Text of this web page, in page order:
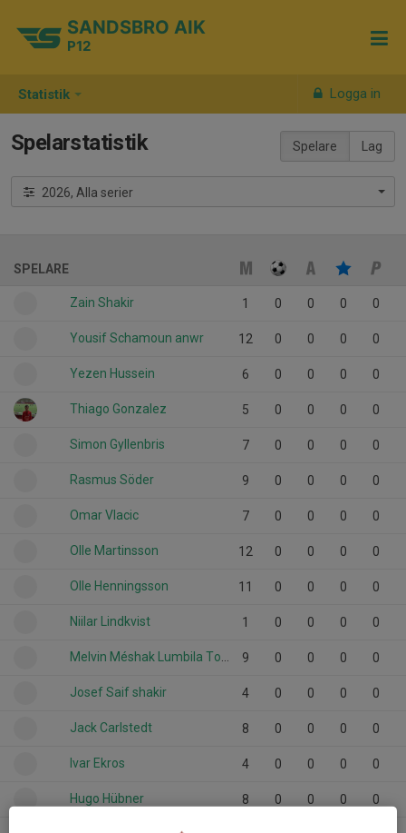
Statistik Logga in
SANDSBRO AIK
P12
Spelare Lag
Spelarstatistik
2026, Alla serier
SPELARE
Zain Shakir 1 0 0 0 0
Yousif Schamoun anwr 12 0 0 0 0
Yezen Hussein 6 0 0 0 0
Thiago Gonzalez 5 0 0 0 0
Simon Gyllenbris 7 0 0 0 0
Rasmus Söder 9 0 0 0 0
Omar Vlacic 7 0 0 0 0
Olle Martinsson 12 0 0 0 0
Olle Henningsson 11 0 0 0 0
Niilar Lindkvist 1 0 0 0 0
Melvin Méshak Lumbila Toko 9 0 0 0 0
Josef Saif shakir 4 0 0 0 0
Jack Carlstedt 8 0 0 0 0
Ivar Ekros 4 0 0 0 0
Hugo Hübner 8 0 0 0 0